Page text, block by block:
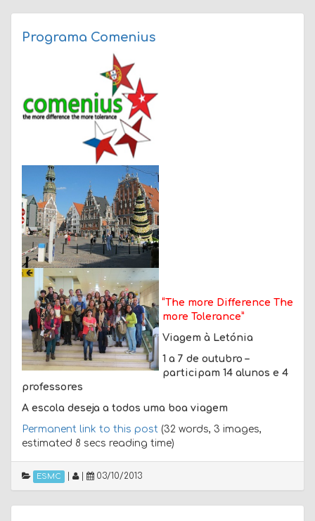
Programa Comenius
“The more Difference The
more Tolerance”
Viagem à Letónia
1 a 7 de outubro –
participam 14 alunos e 4
professores
A escola deseja a todos uma boa viagem
Permanent link to this post (32 words, 3 images,
estimated 8 secs reading time)
ESMC 03/10/2013